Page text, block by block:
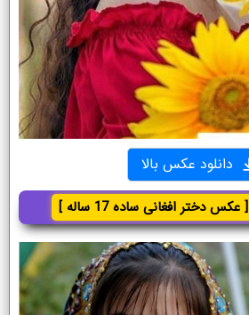
دانلود عکس بالا
[ عکس دختر افغانی ساده 17 ساله ]